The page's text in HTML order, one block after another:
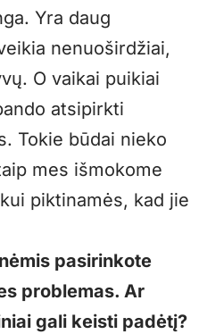
Yra daug
nenuoširdžiai,
O vaikai puikiai
atsipirkti
Tokie būdai nieko
mes išmokome
piktinamės, kad jie
pasirinkote
problemas. Ar
gali keisti padėtį?